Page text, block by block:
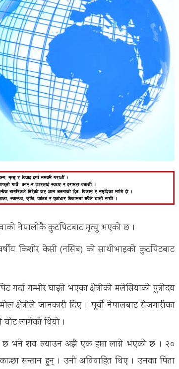
नेपालीकै कुटपिटबाट मृत्यु भएको छ ।
किशोर केसी (नसिब) को साथीभाइको कुटपिटबाट
गम्भीर घाइते भएका क्षेत्रीको मलेसियाको पुत्रोदय
जानकारी दिए । पूर्वी नेपालबाट रोजगारीका
चोट लागेको थियो ।
छ भने शव ल्याउन अझै एक हप्ता लाग्ने भएको छ । २०
सन्तान हुन् । उनी अविवाहित थिए । उनका पिता